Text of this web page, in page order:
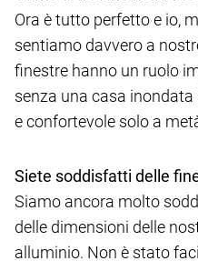
Ora è tutto perfetto e io,
sentiamo davvero a
finestre hanno un ruolo
senza una casa
e confortevole solo a
Siete soddisfatti delle
Siamo ancora molto
delle dimensioni delle
alluminio. Non è stato